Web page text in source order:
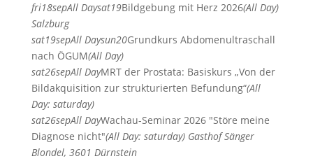
fri18sepAll Daysat19Bildgebung mit Herz 2026(All Day)
Salzburg
sat19sepAll Daysun20Grundkurs Abdomenultraschall
nach ÖGUM(All Day)
sat26sepAll DayMRT der Prostata: Basiskurs „Von der
Bildakquisition zur strukturierten Befundung“(All
Day: saturday)
sat26sepAll DayWachau-Seminar 2026 "Störe meine
Diagnose nicht"(All Day: saturday) Gasthof Sänger
Blondel, 3601 Dürnstein